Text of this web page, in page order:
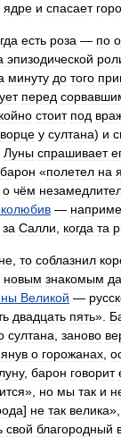
ядре и спасает
есть роза — по
эпизодической
минуту до того
перед
стоит под
у султана) и
Луны спрашивает
барон «полетел на
о чём
—
за Салли когда та
то соблазнил
новым знакомым
Великой —
двадцать пять».
султана заново
о горожанах
луну, барон говорит
», но мы так и
] не так велика»,
свой благородный